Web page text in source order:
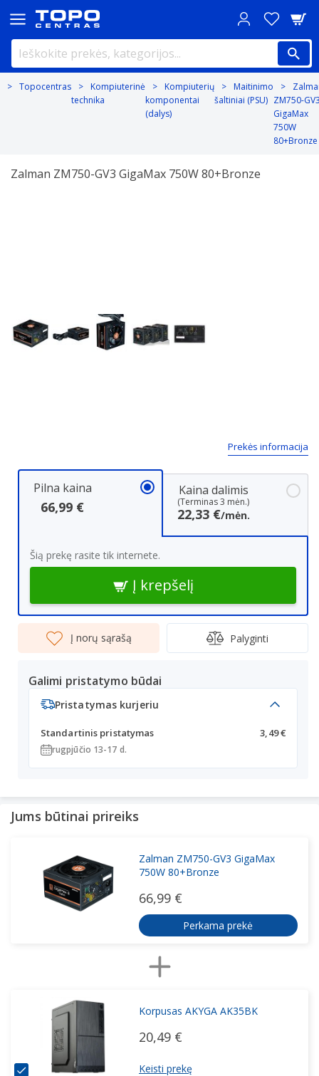
Topocentras
Kompiuterinė
technika
Kompiuterių
komponentai
(dalys)
Maitinimo
šaltiniai (PSU) ZM750-
GigaMax
750W
80+Bronze
Zalman ZM750-GV3 GigaMax 750W 80+Bronze
Prekės informacija
Pilna kaina
66,99 €
Kaina dalimis
(Terminas 3 mėn.)
22,33 €/mėn.
Šią prekę rasite tik internete.
Į krepšelį
Į norų sąrašą Palyginti
Galimi pristatymo būdai
Pristatymas kurjeriu
Standartinis pristatymas 3,49 €
rugpjūčio 13-17 d.
Jums būtinai prireiks
Zalman ZM750-GV3 GigaMax
750W 80+Bronze
66,99 €
Perkama prekė
Korpusas AKYGA AK35BK
20,49 €
Keisti prekę